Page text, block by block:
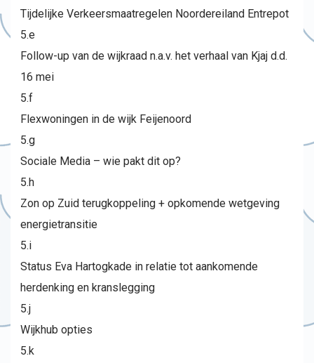
Tijdelijke Verkeersmaatregelen Noordereiland Entrepot
5.e
Follow-up van de wijkraad n.a.v. het verhaal van Kjaj d.d.
16 mei
5.f
Flexwoningen in de wijk Feijenoord
5.g
Sociale Media – wie pakt dit op?
5.h
Zon op Zuid terugkoppeling + opkomende wetgeving
energietransitie
5.i
Status Eva Hartogkade in relatie tot aankomende
herdenking en kranslegging
5.j
Wijkhub opties
5.k